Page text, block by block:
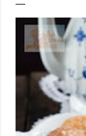
asociar las alubias
revolucionaria,
humilde como la
dorado, cargado de
sustituto perfecto a